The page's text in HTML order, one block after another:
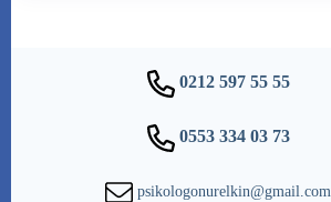
0212 597 55 55
0553 334 03 73
psikologonurelkin@gmail.com